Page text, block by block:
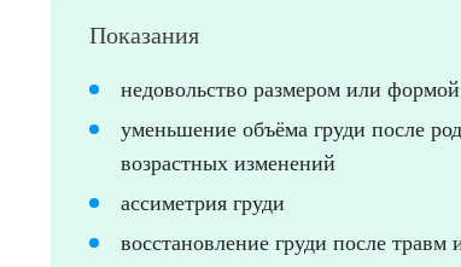
Показания
недовольство размером или
уменьшение объёма груди после
возрастных изменений
ассиметрия груди
восстановление груди после травм